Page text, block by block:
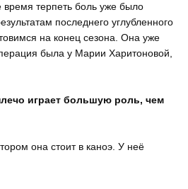
терпеть боль уже было
последнего углубленного
на конец сезона. Она уже
была у Марии Харитоновой,
играет большую роль, чем
она стоит в каноэ. У неё